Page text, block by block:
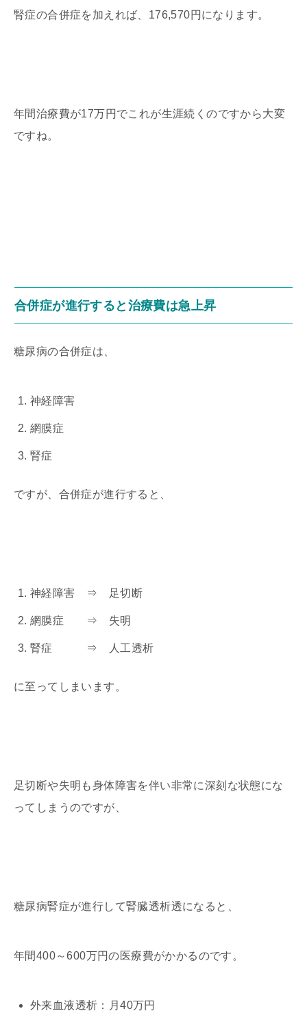
腎症の合併症を加えれば、176,570円になります。
年間治療費が17万円でこれが生涯続くのですから大変
ですね。
合併症が進行すると治療費は急上昇
糖尿病の合併症は、
神経障害
網膜症
腎症
ですが、合併症が進行すると、
神経障害 ⇒ 足切断
網膜症 ⇒ 失明
腎症 ⇒ 人工透析
に至ってしまいます。
足切断や失明も身体障害を伴い非常に深刻な状態にな
ってしまうのですが、
糖尿病腎症が進行して腎臓透析透になると、
年間400～600万円の医療費がかかるのです。
外来血液透析：月40万円